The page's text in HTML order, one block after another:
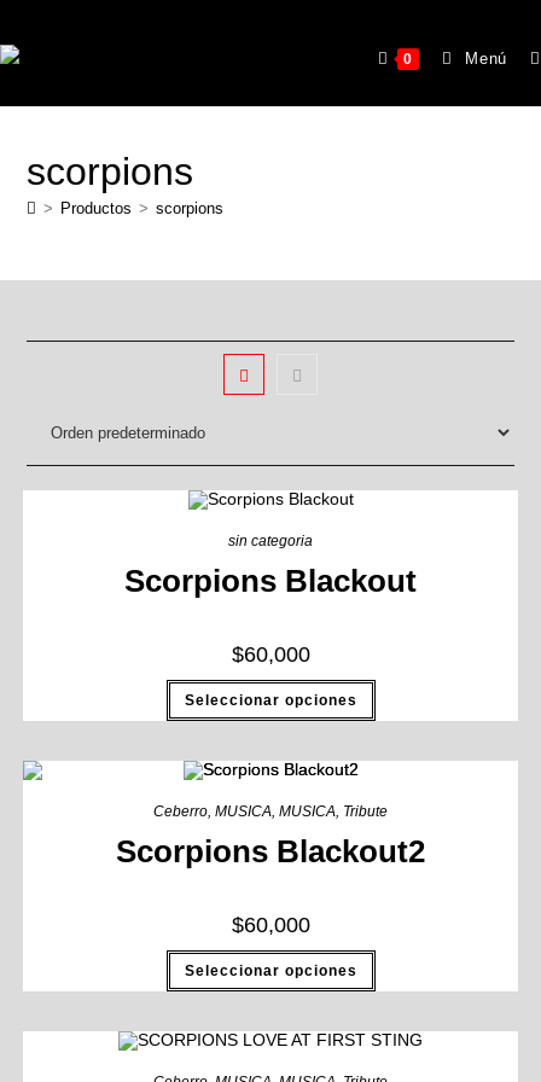
0 Menú
scorpions
> Productos > scorpions
sin categoria
Scorpions Blackout
$60,000
Seleccionar opciones
Ceberro, MUSICA, MUSICA, Tribute
Scorpions Blackout2
$60,000
Seleccionar opciones